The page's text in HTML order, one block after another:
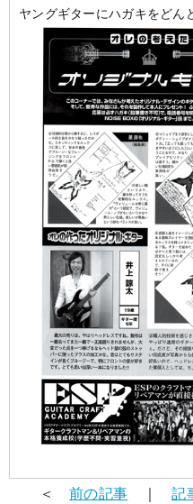
ヤングギターにハガキをどん
＜前の記事 ｜記